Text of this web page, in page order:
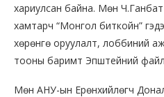
хариулсан байна. Мөн
хамтарч “Монгол биткойн”
хөрөнгө оруулалт, лоббиний
тооны баримт Эпштейний
Мөн АНУ-ын Ерөнхийлөгч